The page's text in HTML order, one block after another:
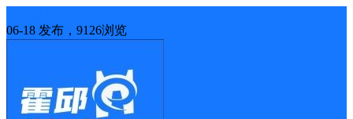
06-18 发布，9126浏览